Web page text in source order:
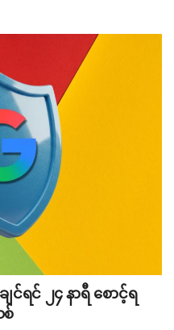
ျင်ရင် ၂၄ နာရီ စောင့်ရ
စ်